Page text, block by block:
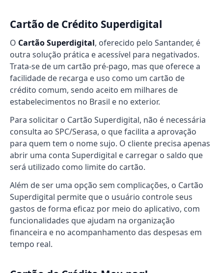
Cartão de Crédito Superdigital
O Cartão Superdigital, oferecido pelo Santander, é
outra solução prática e acessível para negativados.
Trata-se de um cartão pré-pago, mas que oferece a
facilidade de recarga e uso como um cartão de
crédito comum, sendo aceito em milhares de
estabelecimentos no Brasil e no exterior.
Para solicitar o Cartão Superdigital, não é necessária
consulta ao SPC/Serasa, o que facilita a aprovação
para quem tem o nome sujo. O cliente precisa apenas
abrir uma conta Superdigital e carregar o saldo que
será utilizado como limite do cartão.
Além de ser uma opção sem complicações, o Cartão
Superdigital permite que o usuário controle seus
gastos de forma eficaz por meio do aplicativo, com
funcionalidades que ajudam na organização
financeira e no acompanhamento das despesas em
tempo real.